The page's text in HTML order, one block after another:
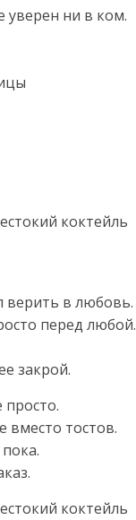
уверен ни в ком.
коктейль
верить в любовь.
перед любой.
закрой.
просто.
тостов.
коктейль